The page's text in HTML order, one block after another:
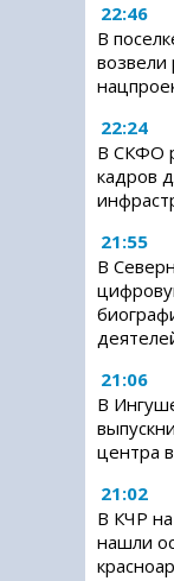
22:46
В
22:24
В СКФО
кадров
21:55
В
21:06
В
центра
21:02
В КЧР
нашли